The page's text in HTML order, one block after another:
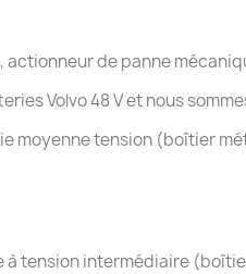
actionneur de panne
Volvo 48 V et nous
moyenne tension (boîtier
à tension intermédiaire